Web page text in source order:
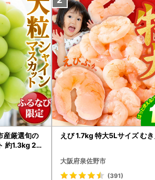
産厳選旬の
約1.3kg 2
インマス
えび 1.7kg 特大5Lサイズ む
大阪府泉佐野市
(391)